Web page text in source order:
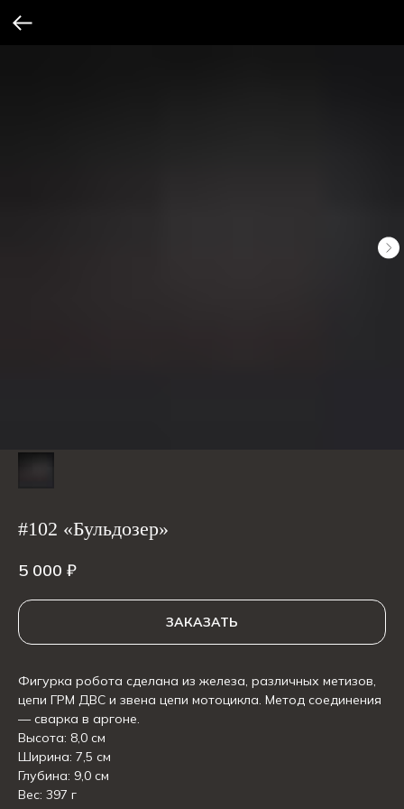
#102 «Бульдозер»
5 000 ₽
ЗАКАЗАТЬ
Фигурка робота сделана из железа, различных метизов,
цепи ГРМ ДВС и звена цепи мотоцикла. Метод соединения
— сварка в аргоне.
Высота: 8,0 см
Ширина: 7,5 см
Глубина: 9,0 см
Вес: 397 г